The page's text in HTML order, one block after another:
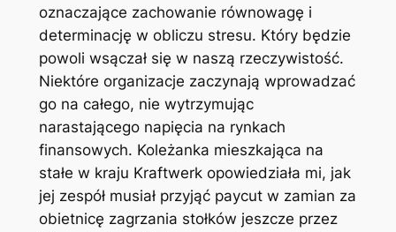
oznaczające zachowanie równowagę i
determinację w obliczu stresu. Który będzie
powoli wsączał się w naszą rzeczywistość.
Niektóre organizacje zaczynają wprowadzać
go na całego, nie wytrzymując
narastającego napięcia na rynkach
finansowych. Koleżanka mieszkająca na
stałe w kraju Kraftwerk opowiedziała mi, jak
jej zespół musiał przyjąć paycut w zamian za
obietnicę zagrzania stołków jeszcze przez